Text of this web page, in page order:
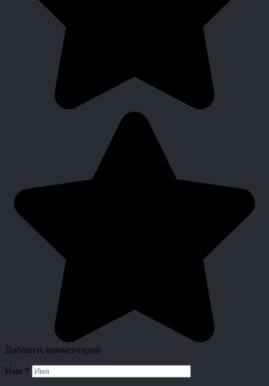
Добавить комментарий
Имя *